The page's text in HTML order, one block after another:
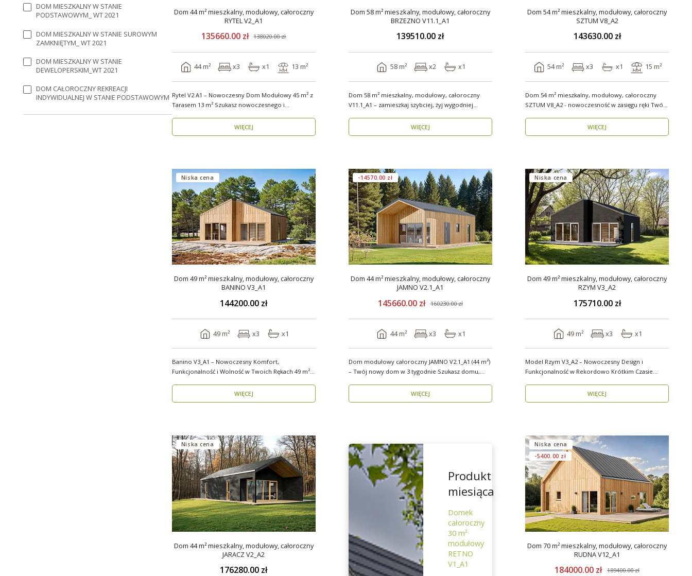
DOM MIESZKALNY W STANIE
PODSTAWOWYM_ WT 2021
DOM MIESZKALNY W STANIE SUROWYM
ZAMKNIĘTYM_ WT 2021
DOM MIESZKALNY W STANIE
DEWELOPERSKIM_WT 2021
DOM CAŁOROCZNY REKREACJI
INDYWIDUALNEJ W STANIE PODSTAWOWYM
Dom 44 m² mieszkalny, modułowy, całoroczny
RYTEL V2_A1
135660.00 zł 138020.00 zł
44 m² x3 x1 13 m²
Rytel V2 A1 – Nowoczesny Dom Modułowy 45 m² z
Tarasem 13 m² Szukasz nowoczesnego i
energooszczędn..
WIĘCEJ
Dom 58 m² mieszkalny, modułowy, całoroczny
BRZEZNO V11.1_A1
139510.00 zł
58 m² x2 x1
Dom 58 m² mieszkalny, modułowy, całoroczny
V11.1_A1 – zamieszkaj szybciej, żyj wygodniej
WIĘCEJ
Dom 54 m² mieszkalny, modułowy, całoroczny
SZTUM V8_A2
143630.00 zł
54 m² x3 x1 15 m²
Dom 54 m² mieszkalny, modułowy, całoroczny
SZTUM V8_A2 - nowoczesność w zasięgu ręki Twój
WIĘCEJ
Niska cena
Dom 49 m² mieszkalny, modułowy, całoroczny
BANINO V3_A1
144200.00 zł
49 m² x3 x1
Banino V3_A1 – Nowoczesny Komfort,
Funkcjonalność i Wolność w Twoich Rękach 49 m²
WIĘCEJ
-14570.00 zł
Dom 44 m² mieszkalny, modułowy, całoroczny
JAMNO V2.1_A1
145660.00 zł 160230.00 zł
44 m² x3 x1
Dom modułowy całoroczny JAMNO V2.1_A1 (44 m²)
– Twój nowy dom w 3 tygodnie Szukasz domu,
WIĘCEJ
Niska cena
Dom 49 m² mieszkalny, modułowy, całoroczny
RZYM V3_A2
175710.00 zł
49 m² x3 x1
Model Rzym V3_A2 – Nowoczesny Design i
Funkcjonalność w Rekordowo Krótkim Czasie
WIĘCEJ
Niska cena
Dom 44 m² mieszkalny, modułowy, całoroczny
JARACZ V2_A2
176280.00 zł
Produkt
miesiąca
Domek
całoroczny
30 m²
modułowy
RETNO
V1_A1
Niska cena
-5400.00 zł
Dom 70 m² mieszkalny, modułowy, całoroczny
RUDNA V12_A1
184000.00 zł 189400.00 zł